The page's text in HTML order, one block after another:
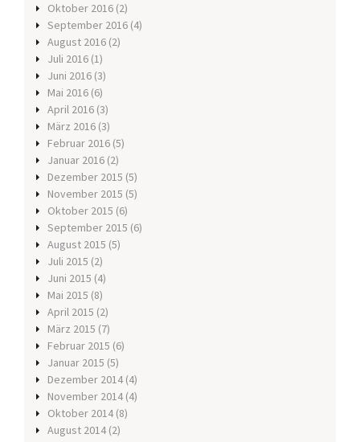
Oktober 2016 (2)
September 2016 (4)
August 2016 (2)
Juli 2016 (1)
Juni 2016 (3)
Mai 2016 (6)
April 2016 (3)
März 2016 (3)
Februar 2016 (5)
Januar 2016 (2)
Dezember 2015 (5)
November 2015 (5)
Oktober 2015 (6)
September 2015 (6)
August 2015 (5)
Juli 2015 (2)
Juni 2015 (4)
Mai 2015 (8)
April 2015 (2)
März 2015 (7)
Februar 2015 (6)
Januar 2015 (5)
Dezember 2014 (4)
November 2014 (4)
Oktober 2014 (8)
August 2014 (2)